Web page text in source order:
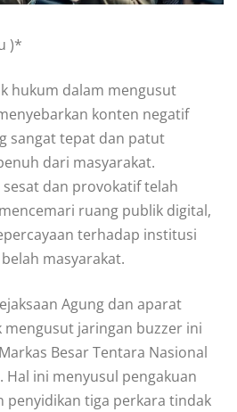
)*
hukum dalam mengusut
konten negatif
sangat tepat dan patut
dari masyarakat.
dan provokatif telah
ruang publik digital,
terhadap institusi
masyarakat.
Agung dan aparat
jaringan buzzer ini
Besar Tentara Nasional
Hal ini menyusul pengakuan
penyidikan tiga perkara tindak